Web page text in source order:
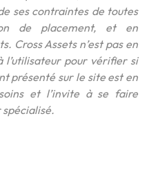
ses contraintes de toutes
de placement, et en
Cross Assets n’est pas en
l’utilisateur pour vérifier si
présenté sur le site est en
et l’invite à se faire